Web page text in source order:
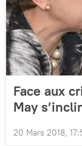
Face aux
May
20 Mars 2018,